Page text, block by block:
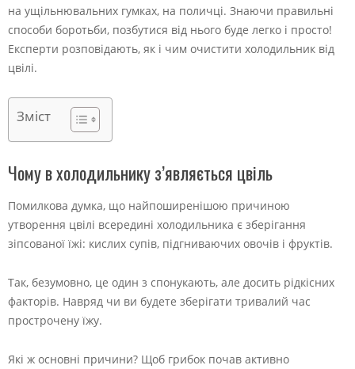
на ущільнювальних гумках, на поличці. Знаючи правильні
способи боротьби, позбутися від нього буде легко і просто!
Експерти розповідають, як і чим очистити холодильник від
цвілі.
Зміст
Чому в холодильнику з’являється цвіль
Помилкова думка, що найпоширенішою причиною
утворення цвілі всередині холодильника є зберігання
зіпсованої їжі: кислих супів, підгниваючих овочів і фруктів.
Так, безумовно, це один з спонукають, але досить рідкісних
факторів. Навряд чи ви будете зберігати тривалий час
прострочену їжу.
Які ж основні причини? Щоб грибок почав активно